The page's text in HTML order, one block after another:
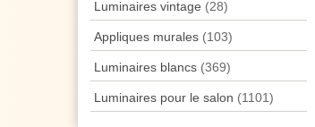
Luminaires vintage (28)
Appliques murales (103)
Luminaires blancs (369)
Luminaires pour le salon (1101)